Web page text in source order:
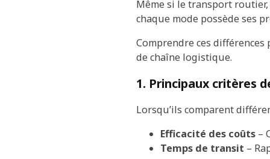
Même si le transport
chaque mode possède ses
Comprendre ces
de chaîne logistique.
1. Principaux critères
Lorsqu’ils comparent
Efficacité des coûts–
Temps de transit –